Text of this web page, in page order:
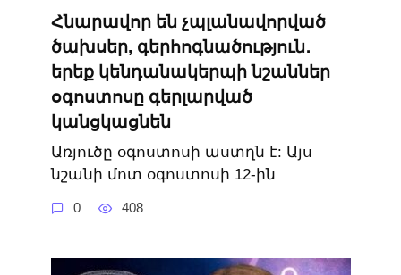
Հնարավոր են չպլանավորված
ծախսեր, գերհոգնածություն․
երեք կենդանակերպի նշաններ
օգոստոսը գերլարված
կանցկացնեն
Առյուծը օգոստոսի աստղն է: Այս
նշանի մոտ օգոստոսի 12-ին
0 408